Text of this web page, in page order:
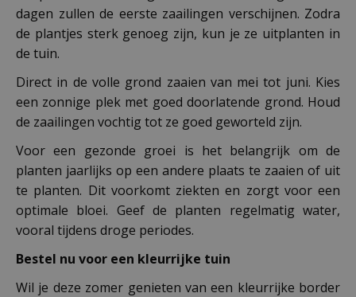
dagen zullen de eerste zaailingen verschijnen. Zodra
de plantjes sterk genoeg zijn, kun je ze uitplanten in
de tuin.
Direct in de volle grond zaaien van mei tot juni. Kies
een zonnige plek met goed doorlatende grond. Houd
de zaailingen vochtig tot ze goed geworteld zijn.
Voor een gezonde groei is het belangrijk om de
planten jaarlijks op een andere plaats te zaaien of uit
te planten. Dit voorkomt ziekten en zorgt voor een
optimale bloei. Geef de planten regelmatig water,
vooral tijdens droge periodes.
Bestel nu voor een kleurrijke tuin
Wil je deze zomer genieten van een kleurrijke border